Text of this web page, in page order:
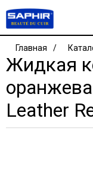
Главная
Жидкая
Leather